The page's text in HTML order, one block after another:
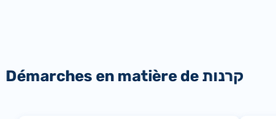
Démarches en matière de קרנות